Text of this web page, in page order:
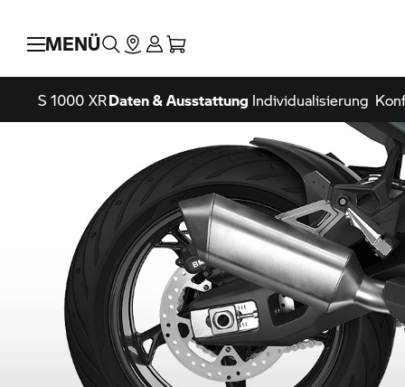
MENÜ
S 1000 XRDaten & Ausstattung Individualisierung